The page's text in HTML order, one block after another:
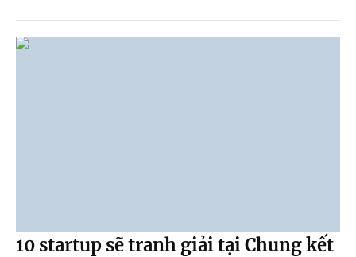
10 startup sẽ tranh giải tại Chung kết